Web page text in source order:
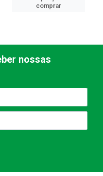
comprar
nossas